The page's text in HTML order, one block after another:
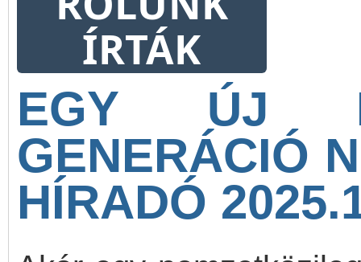
első
Procontrol Kft.
meg a szőregi
Iskola 8. osztályos
ÍRTÁK
EGY ÚJ
GENERÁCIÓ
HÍRADÓ